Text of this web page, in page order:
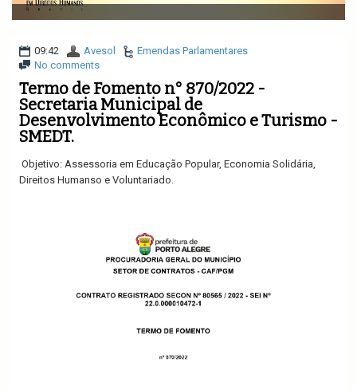
v
i
a
i
n
09:42 Avesol
Emendas Parlamentares
No comments
Termo de Fomento n° 870/2022 -
Secretaria Municipal de
Desenvolvimento Econômico e Turismo -
SMEDT.
Objetivo: Assessoria em Educação Popular, Economia Solidária,
Direitos Humanso e Voluntariado.